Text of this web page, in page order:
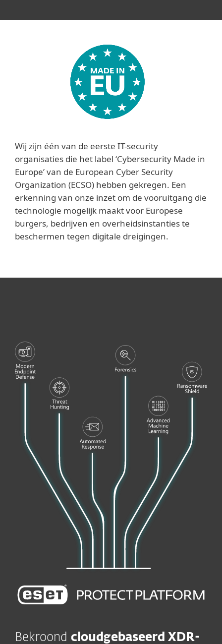
Wij zijn één van de eerste IT-security
organisaties die het label ‘Cybersecurity Made in
Europe’ van de European Cyber Security
Organization (ECSO) hebben gekregen. Een
erkenning van onze inzet om de vooruitgang die
technologie mogelijk maakt voor Europese
burgers, bedrijven en overheidsinstanties te
beschermen tegen digitale dreigingen.
Bekroond cloudgebaseerd XDR-